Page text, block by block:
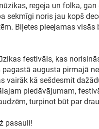
regeja un folka,
sekmīgi noris jau kopš
Biļetes pieejamas visās
festivāls, kas
pagastā augusta pirmajā
vairāk kā sešdesmit
piedāvājumam,
turpinot būt par
pasauli!